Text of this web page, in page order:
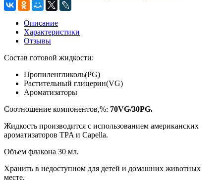
Описание
Характеристики
Отзывы
Состав готовой жидкости:
Пропиленгликоль(PG)
Растительный глицерин(VG)
Ароматизаторы
Соотношение компонентов,%: 70VG/30PG.
Жидкость производится с использованием американских
ароматизаторов TPA и Capella.
Объем флакона 30 мл.
Хранить в недоступном для детей и домашних животных
месте.